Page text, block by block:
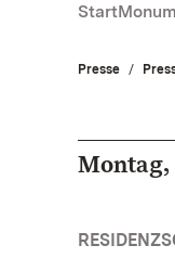
Start
Presse